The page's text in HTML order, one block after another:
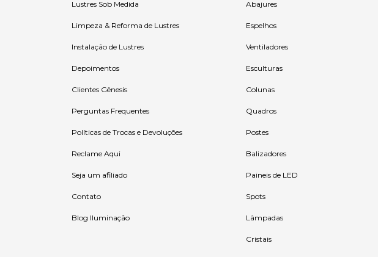
Lustres Sob Medida
Limpeza & Reforma de Lustres
Instalação de Lustres
Depoimentos
Clientes Gênesis
Perguntas Frequentes
Políticas de Trocas e Devoluções
Reclame Aqui
Seja um afiliado
Contato
Blog Iluminação
Abajures
Espelhos
Ventiladores
Esculturas
Colunas
Quadros
Postes
Balizadores
Paineis de LED
Spots
Lâmpadas
Cristais